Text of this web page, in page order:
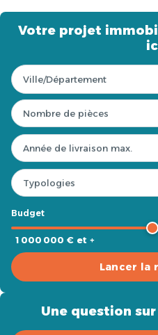
Votre projet
Budget
1 000 000 € et +
Lancer la
Une question